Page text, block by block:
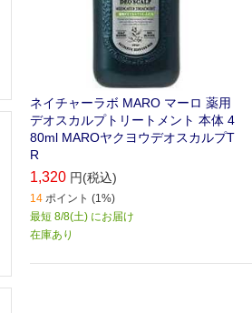
ネイチャーラボ MARO マーロ 薬用
デオスカルプトリートメント 本体 4
80ml MAROヤクヨウデオスカルプT
R
1,320 円(税込)
14 ポイント (1%)
最短 8/8(土) にお届け
在庫あり